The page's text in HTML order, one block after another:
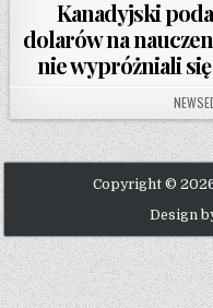
Kanadyjski
dolarów na
nie wypróżniali
Copyright ©
Design